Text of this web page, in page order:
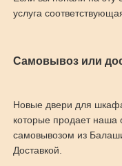
услуга
Самовывоз или
Новые двери для
которые продает наша
самовывозом из
Доставкой.